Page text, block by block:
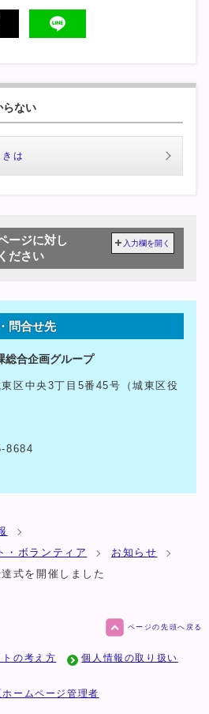
らない
は
ージに対し
ださい
入力欄を開く
問合せ先
総合企画グループ
区中央3丁目5番45号（城東区役
8684
・ボランティア
お知らせ
式を開催しました
ページの先頭へ戻る
トの考え方 個人情報の取り扱い
ホームページ管理者